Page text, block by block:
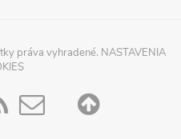
práva vyhradené. NASTAVENIA